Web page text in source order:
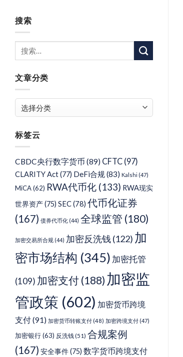
搜索
文章分类
章
类
标签云
CBDC央行数字货币 (89) CFTC (97)
CLARITY Act(77) DeFi合规(83) Kalshi (47)
MiCA(62) RWA代币化 (133) RWA现实
世界资产(75) SEC(78) 代币化证券
(167) 债券代币化 (44) 全球监管 (180)
加密交易所合规 (44) 加密反洗钱 (122) 加
密市场结构 (345) 加密托管
(109) 加密支付 (188) 加密监
管政策 (602) 加密货币跨境
支付(91) 加密货币转账支付 (48) 加密跨境支付 (47)
加密银行(63) 反洗钱(51) 合规案例
(167) 安全事件(75) 数字货币跨境支付